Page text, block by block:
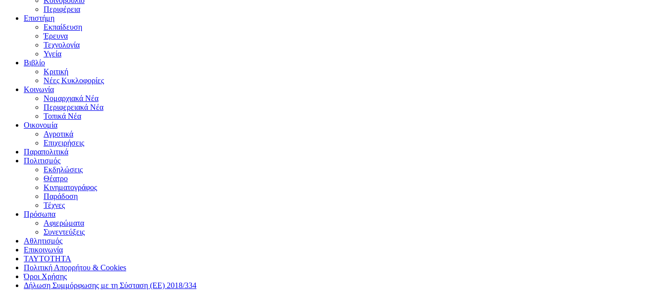
Περιφέρεια
Επιστήμη
Εκπαίδευση
Έρευνα
Τεχνολογία
Υγεία
Βιβλίο
Κριτική
Νέες Κυκλοφορίες
Κοινωνία
Νομαρχιακά Νέα
Περιφερειακά Νέα
Τοπικά Νέα
Οικονομία
Αγροτικά
Επιχειρήσεις
Παραπολιτικά
Πολιτισμός
Εκδηλώσεις
Θέατρο
Κινηματογράφος
Παράδοση
Τέχνες
Πρόσωπα
Αφιερώματα
Συνεντεύξεις
Αθλητισμός
Επικοινωνία
ΤΑΥΤΟΤΗΤΑ
Πολιτική Απορρήτου & Cookies
Όροι Χρήσης
Δήλωση Συμμόρφωσης με τη Σύσταση (ΕΕ) 2018/334